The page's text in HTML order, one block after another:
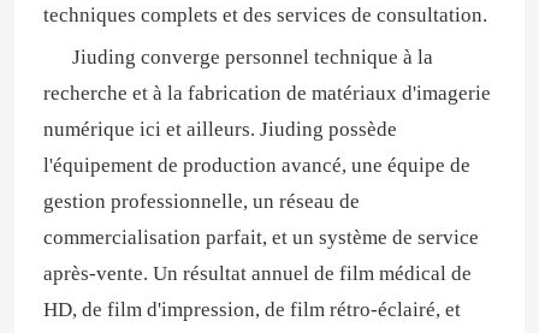
techniques complets et des services de consultation.
Jiuding converge personnel technique à la
recherche et à la fabrication de matériaux d'imagerie
numérique ici et ailleurs. Jiuding possède
l'équipement de production avancé, une équipe de
gestion professionnelle, un réseau de
commercialisation parfait, et un système de service
après-vente. Un résultat annuel de film médical de
HD, de film d'impression, de film rétro-éclairé, et